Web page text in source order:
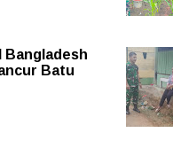
Bangladesh
Batu